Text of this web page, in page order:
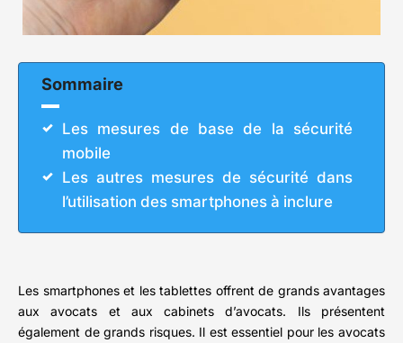
Sommaire
Les mesures de base de la sécurité
mobile
Les autres mesures de sécurité dans
l’utilisation des smartphones à inclure
Les smartphones et les tablettes offrent de grands avantages
aux avocats et aux cabinets d’avocats. Ils présentent
également de grands risques. Il est essentiel pour les avocats